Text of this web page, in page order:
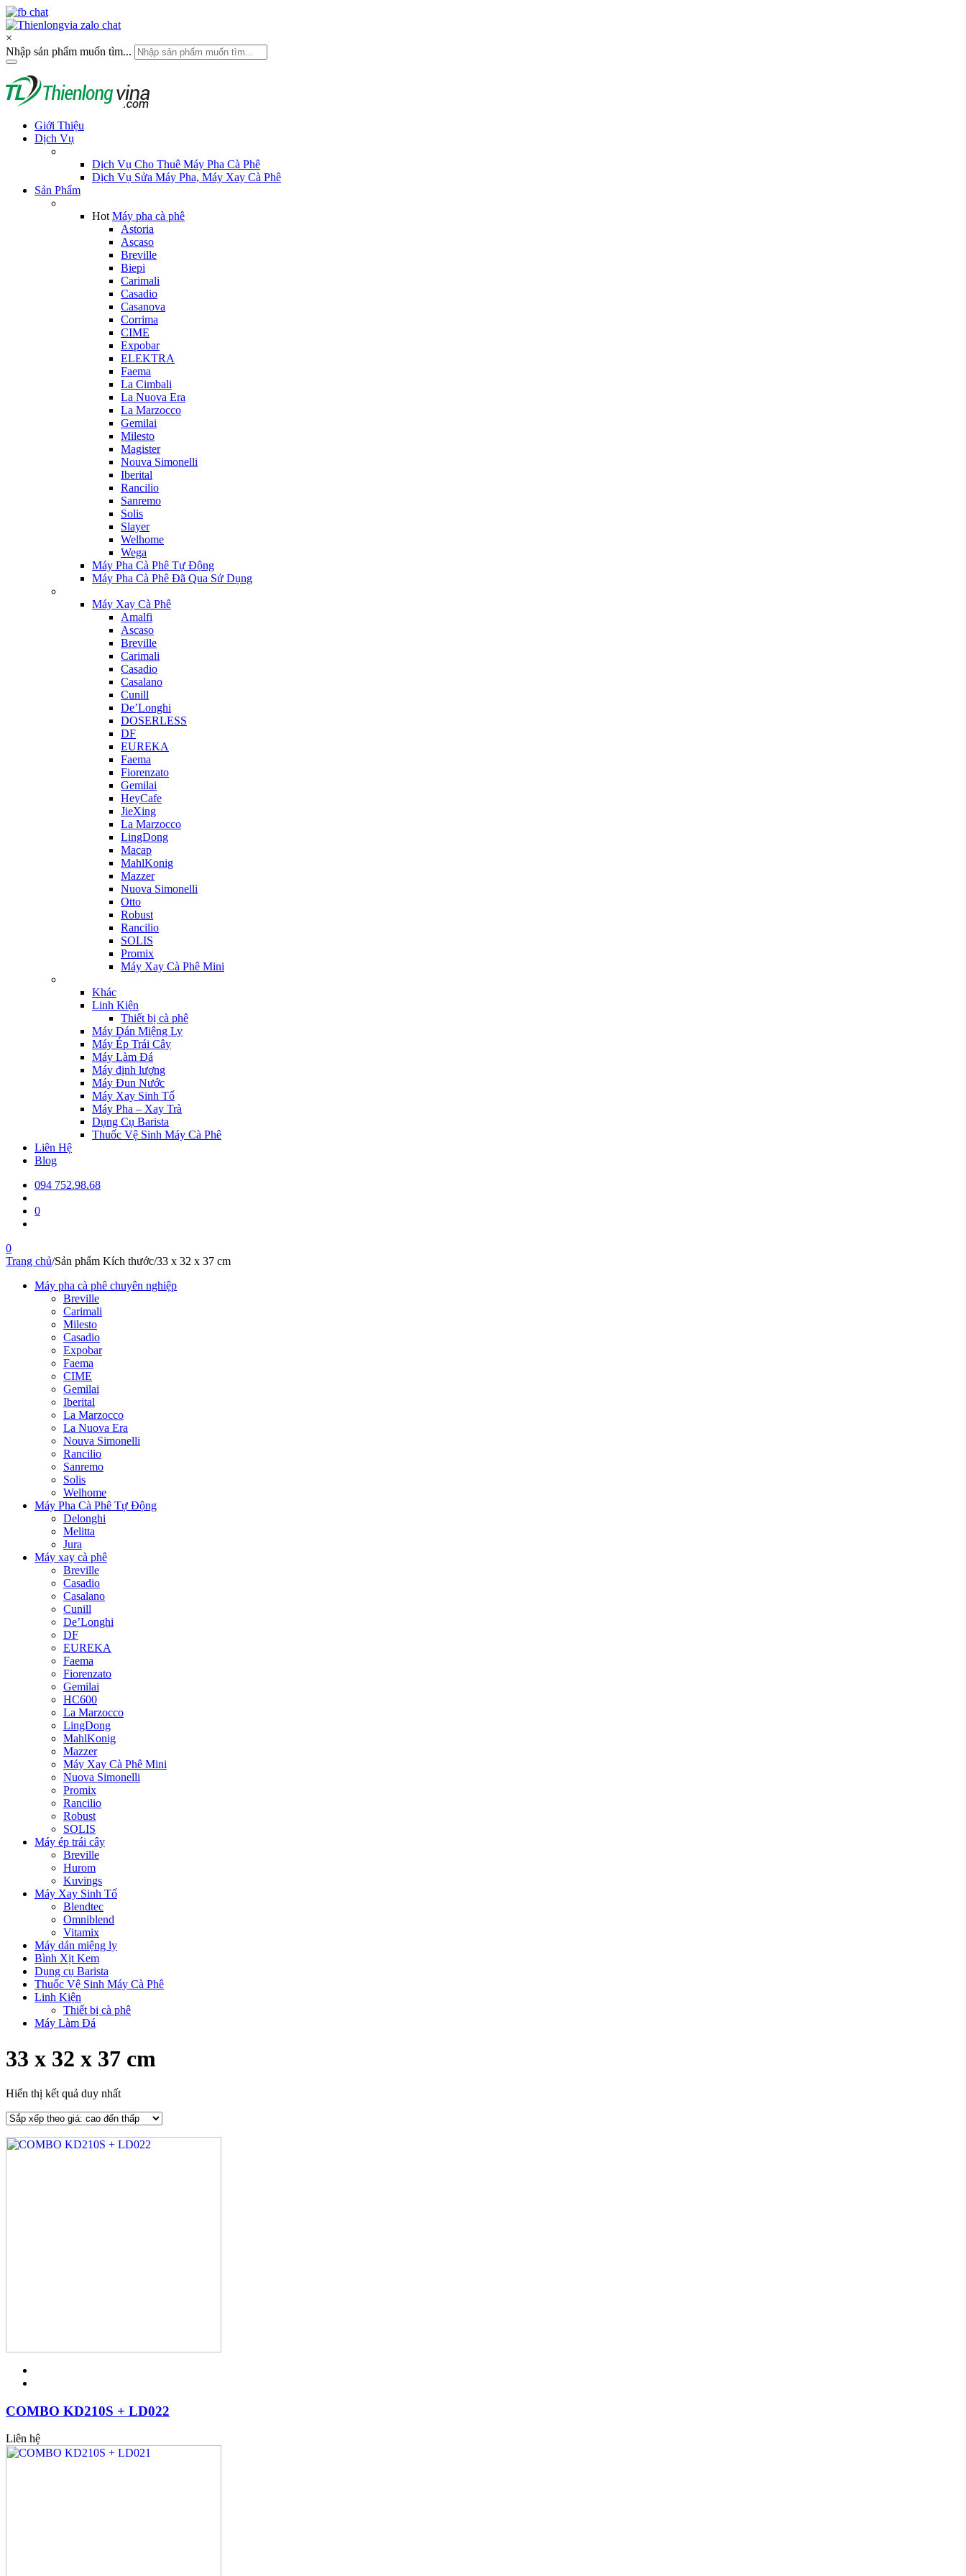
×
Nhập sản phẩm muốn tìm...
Giới Thiệu
Dịch Vụ
Dịch Vụ Cho Thuê Máy Pha Cà Phê
Dịch Vụ Sửa Máy Pha, Máy Xay Cà Phê
Sản Phẩm
Hot Máy pha cà phê
Astoria
Ascaso
Breville
Biepi
Carimali
Casadio
Casanova
Corrima
CIME
Expobar
ELEKTRA
Faema
La Cimbali
La Nuova Era
La Marzocco
Gemilai
Milesto
Magister
Nouva Simonelli
Iberital
Rancilio
Sanremo
Solis
Slayer
Welhome
Wega
Máy Pha Cà Phê Tự Động
Máy Pha Cà Phê Đã Qua Sử Dụng
Máy Xay Cà Phê
Amalfi
Ascaso
Breville
Carimali
Casadio
Casalano
Cunill
De’Longhi
DOSERLESS
DF
EUREKA
Faema
Fiorenzato
Gemilai
HeyCafe
JieXing
La Marzocco
LingDong
Macap
MahlKonig
Mazzer
Nuova Simonelli
Otto
Robust
Rancilio
SOLIS
Promix
Máy Xay Cà Phê Mini
Khác
Linh Kiện
Thiết bị cà phê
Máy Dán Miệng Ly
Máy Ép Trái Cây
Máy Làm Đá
Máy định lượng
Máy Đun Nước
Máy Xay Sinh Tố
Máy Pha – Xay Trà
Dụng Cụ Barista
Thuốc Vệ Sinh Máy Cà Phê
Liên Hệ
Blog
094 752.98.68
0
0
Trang chủ/Sản phẩm Kích thước/33 x 32 x 37 cm
Máy pha cà phê chuyên nghiệp
Breville
Carimali
Milesto
Casadio
Expobar
Faema
CIME
Gemilai
Iberital
La Marzocco
La Nuova Era
Nouva Simonelli
Rancilio
Sanremo
Solis
Welhome
Máy Pha Cà Phê Tự Động
Delonghi
Melitta
Jura
Máy xay cà phê
Breville
Casadio
Casalano
Cunill
De’Longhi
DF
EUREKA
Faema
Fiorenzato
Gemilai
HC600
La Marzocco
LingDong
MahlKonig
Mazzer
Máy Xay Cà Phê Mini
Nuova Simonelli
Promix
Rancilio
Robust
SOLIS
Máy ép trái cây
Breville
Hurom
Kuvings
Máy Xay Sinh Tố
Blendtec
Omniblend
Vitamix
Máy dán miệng ly
Bình Xịt Kem
Dụng cụ Barista
Thuốc Vệ Sinh Máy Cà Phê
Linh Kiện
Thiết bị cà phê
Máy Làm Đá
33 x 32 x 37 cm
Hiển thị kết quả duy nhất
COMBO KD210S + LD022
Liên hệ